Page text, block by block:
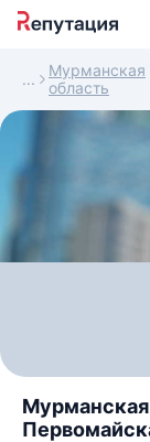
Мурманская
область
Мурманская